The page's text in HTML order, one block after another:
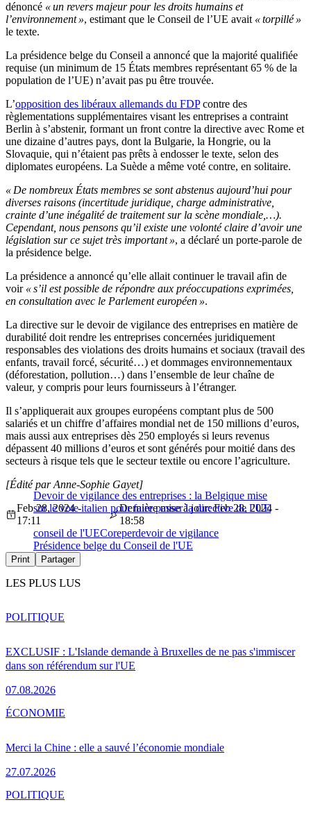
dénoncé « un revers majeur pour les droits humains et
l’environnement », estimant que le Conseil de l’UE avait « torpillé »
le texte.
La présidence belge du Conseil a annoncé que la majorité qualifiée
requise (un minimum de 15 États membres représentant 65 % de la
population de l’UE) n’avait pas pu être trouvée.
L’opposition des libéraux allemands du FDPcontre des
règlementations supplémentaires visant les entreprises a contraint
Berlin à s’abstenir, formant un front contre la directive avec Rome et
une dizaine d’autres pays, dont la Bulgarie, la Hongrie, ou la
Slovaquie, qui n’étaient pas prêts à endosser le texte, selon des
diplomates européens. La Suède a même voté contre, en solitaire.
« De nombreux États membres se sont abstenus aujourd’hui pour
diverses raisons (incertitude juridique, charge administrative,
crainte d’une inégalité de traitement sur la scène mondiale,…).
Cependant, nous pensons qu’il existe une volonté claire d’avoir une
législation sur ce sujet très important », a déclaré un porte-parole de
la présidence belge.
La présidence a annoncé qu’elle allait continuer le travail afin de
voir « s’il est possible de répondre aux préoccupations exprimées,
en consultation avec le Parlement européen ».
La directive sur le devoir de vigilance des entreprises en matière de
durabilité doit rendre les entreprises concernées juridiquement
responsables des violations des droits humains et sociaux (travail des
enfants, travail forcé, sécurité…) et dommages environnementaux
(déforestation, pollution…) dans l’ensemble de leur chaîne de
valeur, y compris pour leurs fournisseurs à l’étranger.
Il s’appliquerait aux groupes européens comptant plus de 500
salariés et un chiffre d’affaires mondial net de 150 millions d’euros,
mais aussi aux entreprises dès 250 employés si leurs revenus
dépassent 40 millions d’euros et sont générés pour moitié dans des
secteurs à risque tels que le secteur textile ou encore l’agriculture.
Devoir de vigilance des entreprises : la Belgique mise
sur le vote italien pour faire passer la directive de l’UE
[Édité par Anne-Sophie Gayet]
Feb 28, 2024 -
17:11
Dernière mise à jour: Feb 28, 2024 -
18:58
conseil de l'UECoreperdevoir de vigilance
Présidence belge du Conseil de l'UE
Print Partager
LES PLUS LUS
EXCLUSIF : L'Islande demande à Bruxelles de ne pas s'immiscer
dans son référendum sur l'UE
07.08.2026
POLITIQUE
Merci la Chine : elle a sauvé l’économie mondiale
27.07.2026
ÉCONOMIE
POLITIQUE